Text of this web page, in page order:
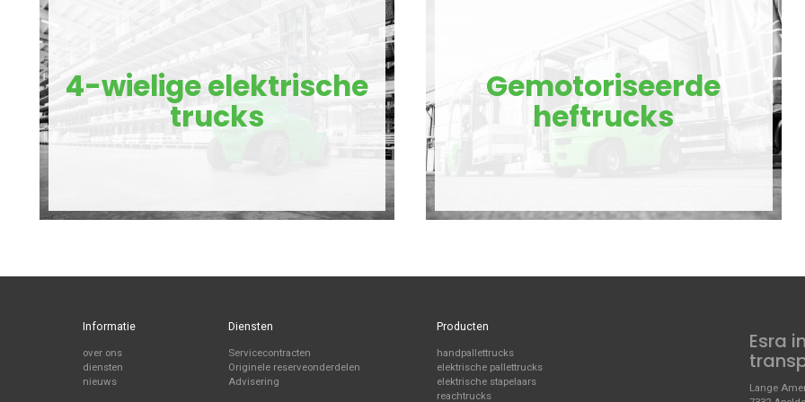
4-wielige elektrische
trucks
Gemotoriseerde
heftrucks
Informatie
over ons
diensten
nieuws
Diensten
Servicecontracten
Originele reserveonderdelen
Advisering
Producten
handpallettrucks
elektrische pallettrucks
elektrische stapelaars
reachtrucks
Esra
Lange